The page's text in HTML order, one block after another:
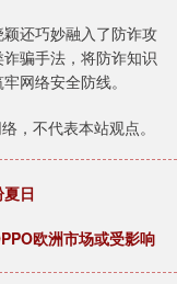
还巧妙融入了防诈攻
骗手法，将防诈知识
网络安全防线。
，不代表本站观点。
日
欧洲市场或受影响